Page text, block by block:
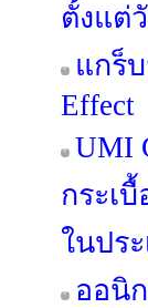
ตั้งแต่
แกร็
Effect
UMI
กระเ
ในปร
ออนิ